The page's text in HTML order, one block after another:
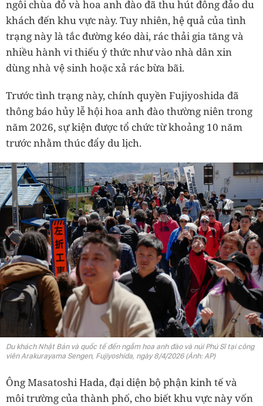
ngôi chùa đỏ và hoa anh đào đã thu hút đông đảo du
khách đến khu vực này. Tuy nhiên, hệ quả của tình
trạng này là tắc đường kéo dài, rác thải gia tăng và
nhiều hành vi thiếu ý thức như vào nhà dân xin
dùng nhà vệ sinh hoặc xả rác bừa bãi.
Trước tình trạng này, chính quyền Fujiyoshida đã
thông báo hủy lễ hội hoa anh đào thường niên trong
năm 2026, sự kiện được tổ chức từ khoảng 10 năm
trước nhằm thúc đẩy du lịch.
Du khách Nhật Bản và quốc tế đến ngắm hoa anh đào và núi Phú Sĩ tại công
viên Arakurayama Sengen, Fujiyoshida, ngày 8/4/2026 (Ảnh: AP)
Ông Masatoshi Hada, đại diện bộ phận kinh tế và
môi trường của thành phố, cho biết khu vực này vốn